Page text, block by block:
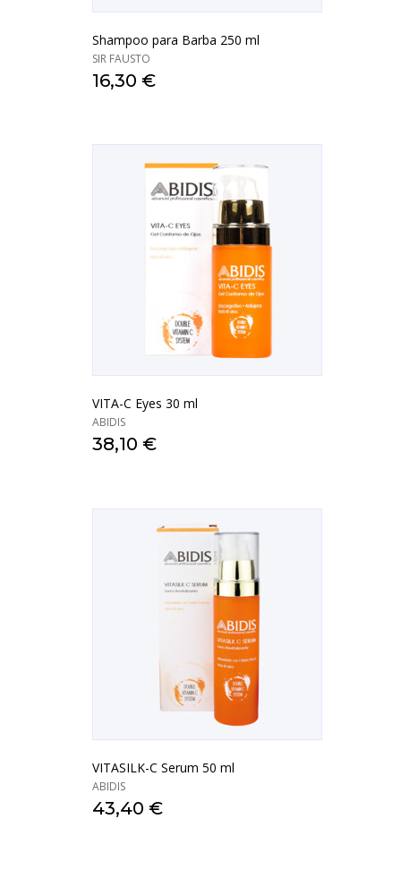
Shampoo para Barba 250 ml
SIR FAUSTO
16,30 €
VITA-C Eyes 30 ml
ABIDIS
38,10 €
VITASILK-C Serum 50 ml
ABIDIS
43,40 €